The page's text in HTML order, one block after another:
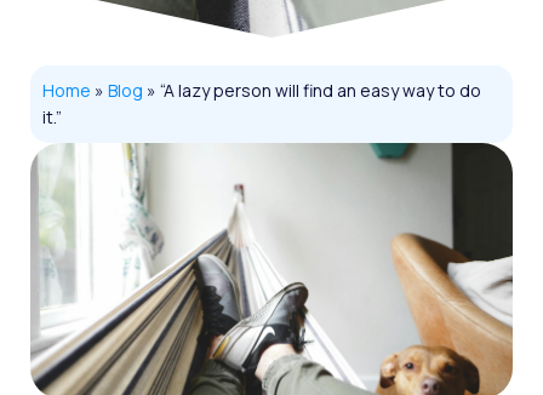
Home » Blog » “A lazy person will find an easy way to do
it.”